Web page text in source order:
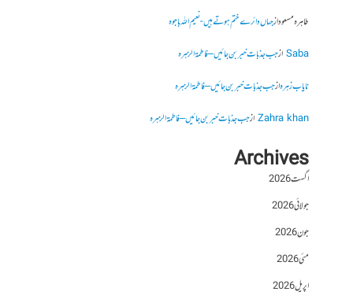
طاہرہ مسعودازجہاں دائرے ختم ہوتے ہیں- نعیم اللہ باجوہ
Sabaازجب جذبات خبر بن جائیں – فاطمۃالزہرہ
نایاب زہرہازجب جذبات خبر بن جائیں – فاطمۃالزہرہ
Zahra khanازجب جذبات خبر بن جائیں – فاطمۃالزہرہ
Archives
اگست 2026
جولائی 2026
جون 2026
مئی 2026
اپریل 2026